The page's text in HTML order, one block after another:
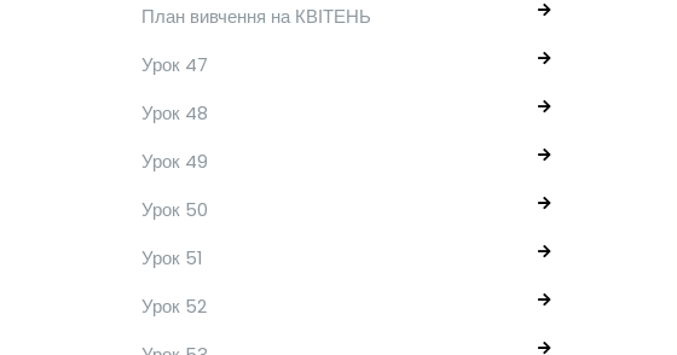
План вивчення на КВІТЕНЬ
Урок 47
Урок 48
Урок 49
Урок 50
Урок 51
Урок 52